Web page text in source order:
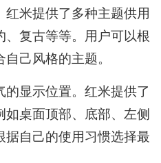
米提供了多种主题供用
、复古等等。用户可以根
己风格的主题。
显示位置。红米提供了
如桌面顶部、底部、左侧
自己的使用习惯选择最